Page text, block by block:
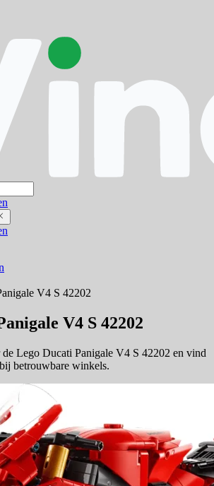
V4 S 42202
V4 S 42202
Lego Ducati Panigale V4 S 42202 en vind
betrouwbare winkels.